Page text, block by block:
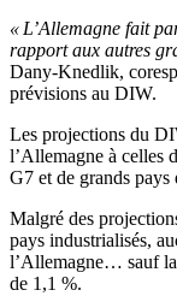
« L’Allemagne fait
rapport aux autres
Dany-Knedlik,
prévisions au DIW.
Les projections du
l’Allemagne à celles
G7 et de grands pays
Malgré des
pays industrialisés,
l’Allemagne… sauf la
de 1,1 %.